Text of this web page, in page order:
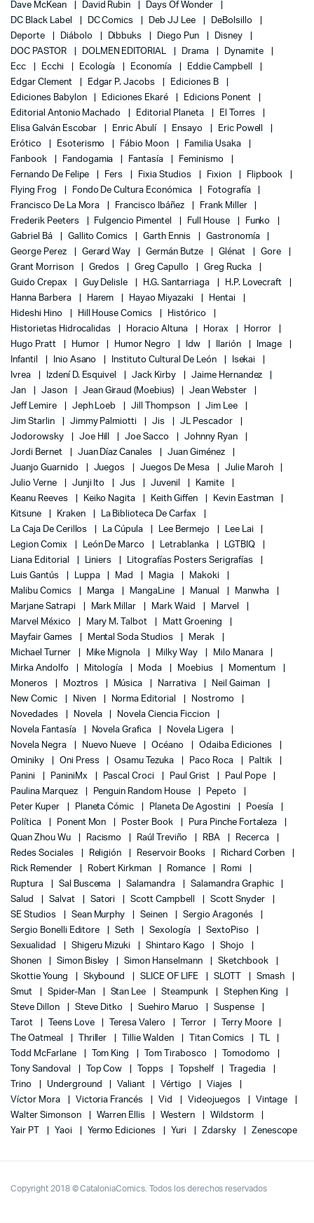
Dave McKean
David Rubin
Days Of Wonder
DC Black Label
DC Comics Deb JJ Lee
DeBolsillo
Deporte
Diábolo Dibbuks Diego Pun
Disney
DOC PASTOR
DOLMEN EDITORIAL Drama
Dynamite
Ecc
Ecchi Ecología Economía
Eddie Campbell
Edgar Clement
Edgar P. Jacobs
Ediciones B
Ediciones Babylon
Ediciones Ekaré
Edicions Ponent
Editorial Antonio Machado
Editorial Planeta
El Torres
Elisa Galván Escobar
Enric Abulí Ensayo
Eric Powell
Erótico
Esoterismo Fábio Moon
Familia Usaka
Fanbook
Fandogamia Fantasía
Feminismo
Fernando De Felipe
Fers Fixia Studios Fixion
Flipbook
Flying Frog
Fondo De Cultura Económica
Fotografía
Francisco De La Mora
Francisco Ibáñez
Frank Miller
Frederik Peeters
Fulgencio Pimentel Full House
Funko
Gabriel Bá
Gallito Comics Garth Ennis
Gastronomía
George Perez
Gerard Way Germán Butze Glénat
Gore
Grant Morrison
Gredos Greg Capullo
Greg Rucka
Guido Crepax
Guy Delisle H.G. Santarriaga
H.P. Lovecraft
Hanna Barbera
Harem Hayao Miyazaki
Hentai
Hideshi Hino
Hill House Comics
Histórico
Historietas Hidrocalidas
Horacio Altuna Horax
Horror
Hugo Pratt
Humor Humor Negro Idw Ilarión
Image
Infantil
Inio Asano Instituto Cultural De León
Isekai
Ivrea
Izdení D. Esquivel Jack Kirby
Jaime Hernandez
Jan
Jason Jean Giraud (Moebius)
Jean Webster
Jeff Lemire
Jeph Loeb Jill Thompson
Jim Lee
Jim Starlin
Jimmy Palmiotti Jis
JL Pescador
Jodorowsky
Joe Hill Joe Sacco
Johnny Ryan
Jordi Bernet
Juan Díaz Canales
Juan Giménez
Juanjo Guarnido
Juegos Juegos De Mesa
Julie Maroh
Julio Verne
Junji Ito Jus Juvenil
Kamite
Keanu Reeves
Keiko Nagita Keith Giffen
Kevin Eastman
Kitsune
Kraken
La Biblioteca De Carfax
La Caja De Cerillos
La Cúpula Lee Bermejo
Lee Lai
Legion Comix
León De Marco Letrablanka
LGTBIQ
Liana Editorial
Liniers
Litografías Posters Serigrafías
Luis Gantús
Luppa Mad Magia
Makoki
Malibu Comics
Manga MangaLine Manual
Manwha
Marjane Satrapi
Mark Millar Mark Waid
Marvel
Marvel México
Mary M. Talbot
Matt Groening
Mayfair Games
Mental Soda Studios
Merak
Michael Turner
Mike Mignola Milky Way
Milo Manara
Mirka Andolfo
Mitología Moda Moebius
Momentum
Moneros
Moztros Música Narrativa
Neil Gaiman
New Comic
Niven Norma Editorial
Nostromo
Novedades
Novela
Novela Ciencia Ficcion
Novela Fantasía
Novela Grafica
Novela Ligera
Novela Negra
Nuevo Nueve Océano
Odaiba Ediciones
Ominiky
Oni Press Osamu Tezuka Paco Roca
Paltik
Panini
PaniniMx Pascal Croci Paul Grist
Paul Pope
Paulina Marquez
Penguin Random House
Pepeto
Peter Kuper
Planeta Cómic Planeta De Agostini
Poesía
Política
Ponent Mon Poster Book
Pura Pinche Fortaleza
Quan Zhou Wu
Racismo Raúl Treviño RBA
Recerca
Redes Sociales
Religión Reservoir Books
Richard Corben
Rick Remender
Robert Kirkman Romance
Romi
Ruptura
Sal Buscema Salamandra
Salamandra Graphic
Salud
Salvat Satori Scott Campbell
Scott Snyder
SE Studios
Sean Murphy Seinen
Sergio Aragonés
Sergio Bonelli Editore
Seth Sexología
SextoPiso
Sexualidad
Shigeru Mizuki Shintaro Kago
Shojo
Shonen
Simon Bisley Simon Hanselmann
Sketchbook
Skottie Young
Skybound SLICE OF LIFE SLOTT
Smash
Smut
Spider-Man Stan Lee Steampunk
Stephen King
Steve Dillon
Steve Ditko Suehiro Maruo
Suspense
Tarot
Teens Love Teresa Valero Terror
Terry Moore
The Oatmeal
Thriller Tillie Walden Titan Comics
TL
Todd McFarlane
Tom King Tom Tirabosco
Tomodomo
Tony Sandoval
Top Cow Topps Topshelf
Tragedia
Trino
Underground Valiant Vértigo
Viajes
Víctor Mora
Victoria Francés Vid Videojuegos
Vintage
Walter Simonson
Warren Ellis Western
Wildstorm
Yair PT
Yaoi Yermo Ediciones Yuri Zdarsky Zenescope
Copyright 2018 © CataloniaComics. Todos los derechos reservados